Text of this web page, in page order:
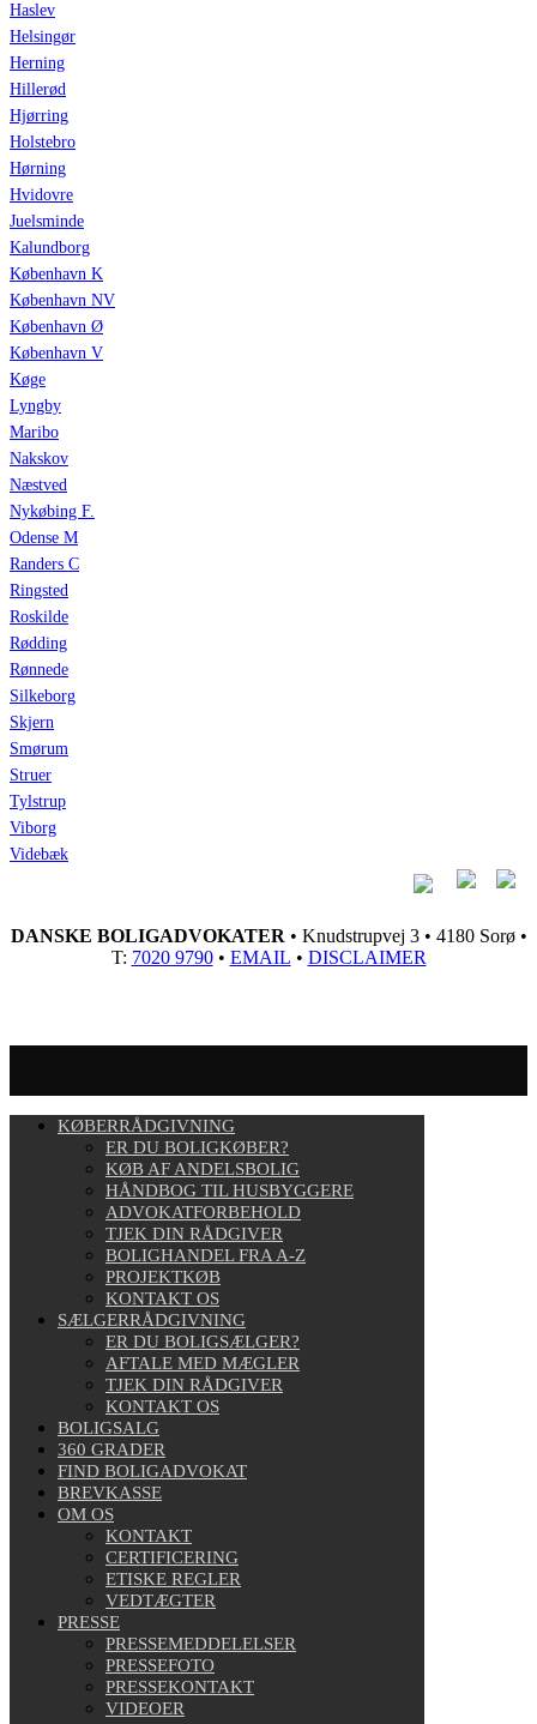
Haslev
Helsingør
Herning
Hillerød
Hjørring
Holstebro
Hørning
Hvidovre
Juelsminde
Kalundborg
København K
København NV
København Ø
København V
Køge
Lyngby
Maribo
Nakskov
Næstved
Nykøbing F.
Odense M
Randers C
Ringsted
Roskilde
Rødding
Rønnede
Silkeborg
Skjern
Smørum
Struer
Tylstrup
Viborg
Videbæk
DANSKE BOLIGADVOKATER • Knudstrupvej 3 • 4180 Sorø •
T: 7020 9790• EMAIL • DISCLAIMER
KØBERRÅDGIVNING
ER DU BOLIGKØBER?
KØB AF ANDELSBOLIG
HÅNDBOG TIL HUSBYGGERE
ADVOKATFORBEHOLD
TJEK DIN RÅDGIVER
BOLIGHANDEL FRA A-Z
PROJEKTKØB
KONTAKT OS
SÆLGERRÅDGIVNING
ER DU BOLIGSÆLGER?
AFTALE MED MÆGLER
TJEK DIN RÅDGIVER
KONTAKT OS
BOLIGSALG
360 GRADER
FIND BOLIGADVOKAT
BREVKASSE
OM OS
KONTAKT
CERTIFICERING
ETISKE REGLER
VEDTÆGTER
PRESSE
PRESSEMEDDELELSER
PRESSEFOTO
PRESSEKONTAKT
VIDEOER